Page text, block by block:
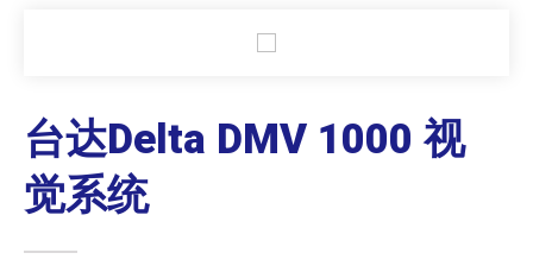
台达Delta DMV 1000 视
觉系统